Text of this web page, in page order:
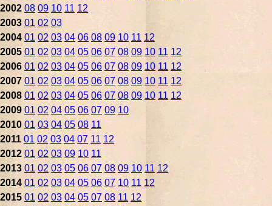
2002 08 09 10 11 12
2003 01 02 03
2004 01 02 03 04 06 08 09 10 11 12
2005 01 02 03 04 05 06 07 08 09 10 11 12
2006 01 02 03 04 05 06 07 08 09 10 11 12
2007 01 02 03 04 05 06 07 08 09 10 11 12
2008 01 02 03 04 05 06 07 08 09 10 11 12
2009 01 02 04 05 06 07 09 10
2010 01 03 04 05 08 11
2011 01 02 03 04 07 11 12
2012 01 02 03 09 10 11
2013 01 02 03 05 06 07 08 09 10 11 12
2014 01 02 03 04 05 06 07 10 11 12
2015 01 02 03 04 05 07 08 11 12